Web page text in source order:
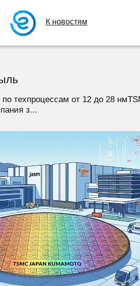
К новостям
техпроцессам от 12 до 28
з...